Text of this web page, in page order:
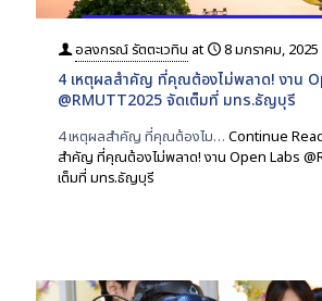
อลงกรณ์ รัตตะเวทิน at 8 มกราคม, 2025
4 เหตุผลสำคัญ ที่คุณต้องไม่พลาด! งาน
@RMUTT2025 จัดเต็มที่ มทร.ธัญบุรี
4 เหตุผลสำคัญ ที่คุณต้องไม… Continue
สำคัญ ที่คุณต้องไม่พลาด! งาน Open Labs
เต็มที่ มทร.ธัญบุรี